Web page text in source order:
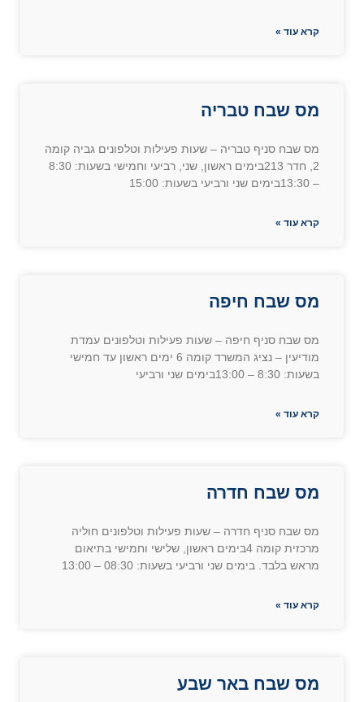
קרא עוד »
מס שבח טבריה
מס שבח סניף טבריה – שעות פעילות וטלפונים גביה קומה
2, חדר 213בימים ראשון, שני, רביעי וחמישי בשעות: 8:30
– 13:30בימים שני ורביעי בשעות: 15:00
קרא עוד »
מס שבח חיפה
מס שבח סניף חיפה – שעות פעילות וטלפונים עמדת
מודיעין – נציג המשרד קומה 6 ימים ראשון עד חמישי
בשעות: 8:30 – 13:00בימים שני ורביעי
קרא עוד »
מס שבח חדרה
מס שבח סניף חדרה – שעות פעילות וטלפונים חוליה
מרכזית קומה 4בימים ראשון, שלישי וחמישי בתיאום
מראש בלבד. בימים שני ורביעי בשעות: 08:30 – 13:00
קרא עוד »
מס שבח באר שבע